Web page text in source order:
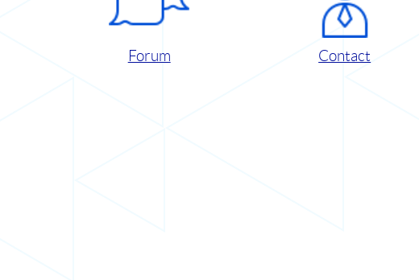
Forum Contact